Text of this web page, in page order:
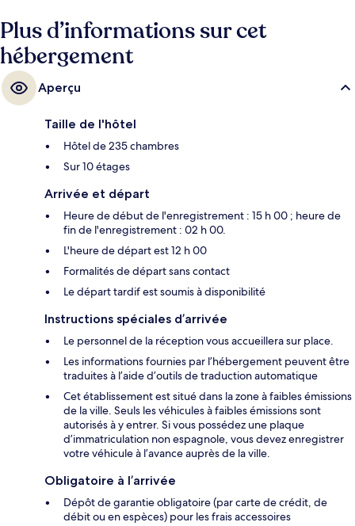
courte distance à pied des transports publics : Station de métro
Bogatell se trouve à 4 min et Arrêt de tram Wellington-UPF, à 7 min.
Plus d’informations sur cet
hébergement
Aperçu
Taille de l'hôtel
Hôtel de 235 chambres
Sur 10 étages
Arrivée et départ
Heure de début de l'enregistrement : 15 h 00 ; heure de
fin de l'enregistrement : 02 h 00.
L'heure de départ est 12 h 00
Formalités de départ sans contact
Le départ tardif est soumis à disponibilité
Instructions spéciales d’arrivée
Le personnel de la réception vous accueillera sur place.
Les informations fournies par l’hébergement peuvent être
traduites à l’aide d’outils de traduction automatique
Cet établissement est situé dans la zone à faibles émissions
de la ville. Seuls les véhicules à faibles émissions sont
autorisés à y entrer. Si vous possédez une plaque
d’immatriculation non espagnole, vous devez enregistrer
votre véhicule à l’avance auprès de la ville.
Obligatoire à l’arrivée
Dépôt de garantie obligatoire (par carte de crédit, de
débit ou en espèces) pour les frais accessoires